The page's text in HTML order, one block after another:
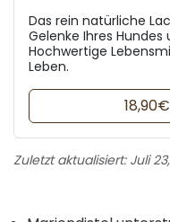
Das rein natürliche
Gelenke Ihres
Hochwertige
Leben.
Zuletzt aktualisiert: Juli